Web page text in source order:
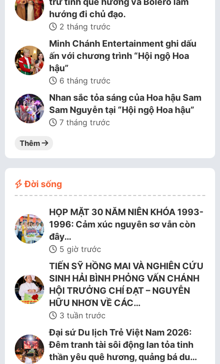
hướng đi chủ đạo.
2 tháng trước
Minh Chánh Entertainment ghi dấu
ấn với chương trình “Hội ngộ Hoa
hậu”
6 tháng trước
Nhan sắc tỏa sáng của Hoa hậu Sam
Sam Nguyễn tại “Hội ngộ Hoa hậu”
7 tháng trước
Thêm
Đời sống
HỌP MẶT 30 NĂM NIÊN KHÓA 1993-
1996: Cảm xúc nguyên sơ vẫn còn
đây…
5 giờ trước
TIẾN SỸ HỒNG MAI VÀ NGHIÊN CỨU
SINH HẢI BÌNH PHỎNG VẤN CHÁNH
HỘI TRƯỞNG CHÍ ĐẠT – NGUYỄN
HỮU NHƠN VỀ CÁC…
3 tuần trước
Đại sứ Du lịch Trẻ Việt Nam 2026:
Đêm tranh tài sôi động lan tỏa tinh
thần yêu quê hương, quảng bá du…